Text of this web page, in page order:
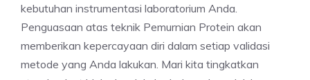
kebutuhan instrumentasi laboratorium Anda.
Penguasaan atas teknik Pemurnian Protein akan
memberikan kepercayaan diri dalam setiap validasi
metode yang Anda lakukan. Mari kita tingkatkan